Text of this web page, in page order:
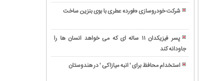
شرکت خودروسازی «فورد» عطری با بوی بنزین ساخت
پسر فیزیکدان ۱۱ ساله ای که می خواهد انسان ها را
جاودانه کند
استخدام محافظ برای ' انبه میازاکی ' در هندوستان